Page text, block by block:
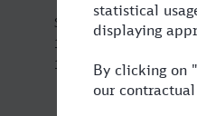
Sindelfingen
17.08.26
11:36